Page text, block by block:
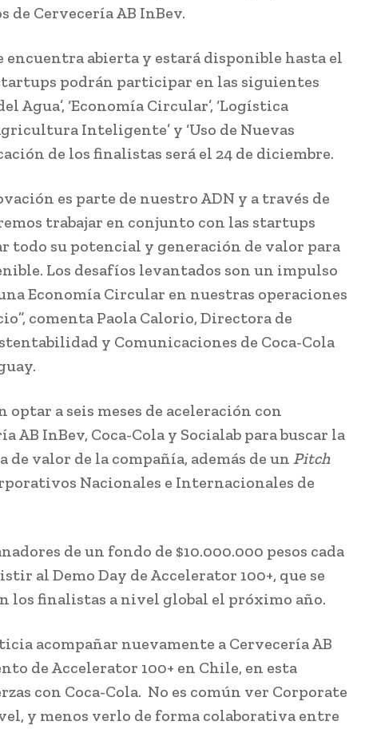
Cervecería AB InBev.
encuentra abierta y estará disponible hasta el
podrán participar en las siguientes
Agua’, ‘Economía Circular’, ‘Logística
Inteligente’ y ‘Uso de Nuevas
de los finalistas será el 24 de diciembre.
es parte de nuestro ADN y a través de
trabajar en conjunto con las startups
todo su potencial y generación de valor para
Los desafíos levantados son un impulso
Economía Circular en nuestras operaciones
comenta Paola Calorio, Directora de
y Comunicaciones de Coca-Cola
optar a seis meses de aceleración con
AB InBev, Coca-Cola y Socialab para buscar la
de valor de la compañía, además de un Pitch
Nacionales e Internacionales de
de un fondo de $10.000.000 pesos cada
al Demo Day de Accelerator 100+, que se
los finalistas a nivel global el próximo año.
acompañar nuevamente a Cervecería AB
de Accelerator 100+ en Chile, en esta
con Coca-Cola. No es común ver Corporate
y menos verlo de forma colaborativa entre